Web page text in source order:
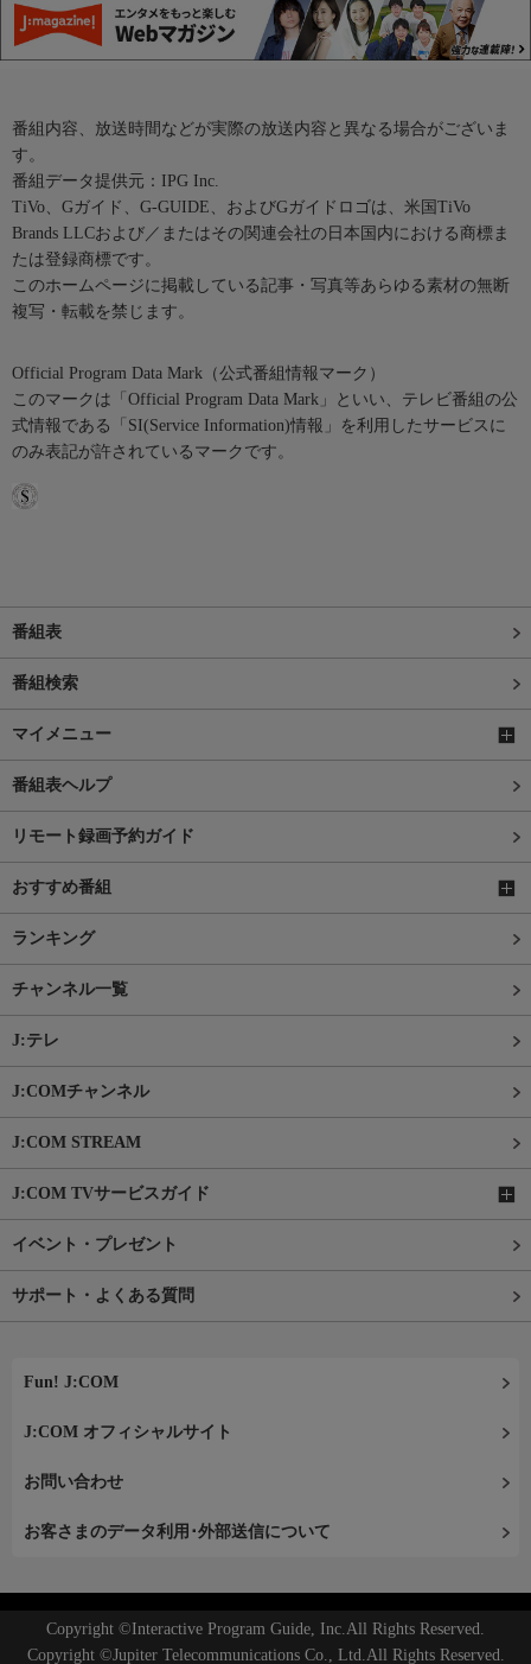
番組内容、放送時間などが実際の放送内容と異なる場合がございま
す。
番組データ提供元：IPG Inc.
TiVo、Gガイド、G-GUIDE、およびGガイドロゴは、米国TiVo
Brands LLCおよび／またはその関連会社の日本国内における商標ま
たは登録商標です。
このホームページに掲載している記事・写真等あらゆる素材の無断
複写・転載を禁じます。
Official Program Data Mark（公式番組情報マーク）
このマークは「Official Program Data Mark」といい、テレビ番組の公
式情報である「SI(Service Information)情報」を利用したサービスに
のみ表記が許されているマークです。
番組表
番組検索
マイメニュー
番組表ヘルプ
リモート録画予約ガイド
おすすめ番組
ランキング
チャンネル一覧
J:テレ
J:COMチャンネル
J:COM STREAM
J:COM TVサービスガイド
イベント・プレゼント
サポート・よくある質問
Fun! J:COM
J:COM オフィシャルサイト
お問い合わせ
お客さまのデータ利用･外部送信について
Copyright ©Interactive Program Guide, Inc.All Rights Reserved.
Copyright ©Jupiter Telecommunications Co., Ltd.All Rights Reserved.